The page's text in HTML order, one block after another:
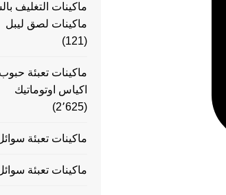
ماكينات لصق ليبل
(121)
ماكينات تعبئة
اكياس اوتوماتيك
(2٬625)
ماكينات تعبئة
ماكينات تعبئة